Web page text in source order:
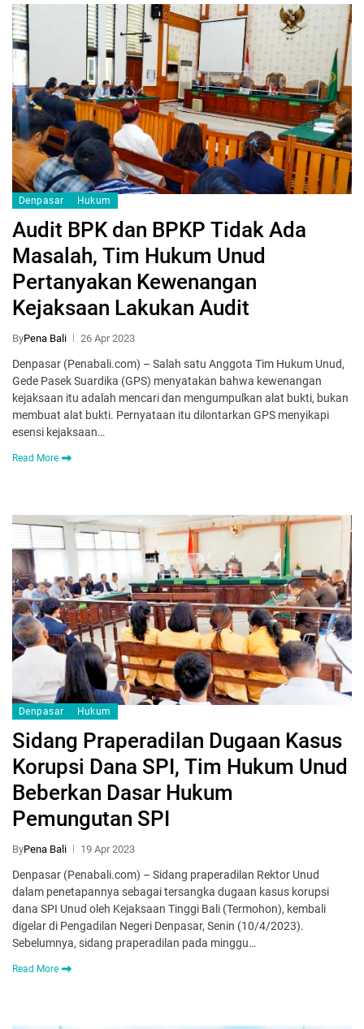
Denpasar Hukum
Audit BPK dan BPKP Tidak Ada
Masalah, Tim Hukum Unud
Pertanyakan Kewenangan
Kejaksaan Lakukan Audit
ByPena Bali 26 Apr 2023
Denpasar (Penabali.com) – Salah satu Anggota Tim Hukum Unud,
Gede Pasek Suardika (GPS) menyatakan bahwa kewenangan
kejaksaan itu adalah mencari dan mengumpulkan alat bukti, bukan
membuat alat bukti. Pernyataan itu dilontarkan GPS menyikapi
esensi kejaksaan…
Read More
Denpasar Hukum
Sidang Praperadilan Dugaan Kasus
Korupsi Dana SPI, Tim Hukum Unud
Beberkan Dasar Hukum
Pemungutan SPI
ByPena Bali 19 Apr 2023
Denpasar (Penabali.com) – Sidang praperadilan Rektor Unud
dalam penetapannya sebagai tersangka dugaan kasus korupsi
dana SPI Unud oleh Kejaksaan Tinggi Bali (Termohon), kembali
digelar di Pengadilan Negeri Denpasar, Senin (10/4/2023).
Sebelumnya, sidang praperadilan pada minggu…
Read More